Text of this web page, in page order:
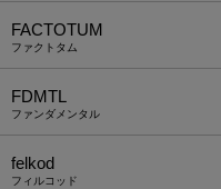
FACTOTUM
ファクトタム
FDMTL
ファンダメンタル
felkod
フィルコッド